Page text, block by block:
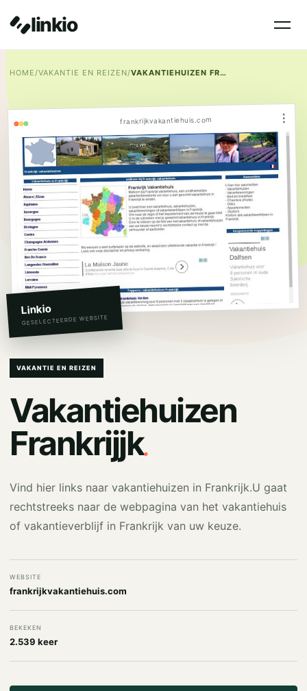
linkio
HOME/VAKANTIE EN REIZEN/ VAKANTIEHUIZEN FRANKRIJJK
frankrijkvakantiehuis.com ⋮
Linkio
GESELECTEERDE WEBSITE
VAKANTIE EN REIZEN
Vakantiehuizen
Frankrijjk.
Vind hier links naar vakantiehuizen in Frankrijk.U gaat
rechtstreeks naar de webpagina van het vakantiehuis
of vakantieverblijf in Frankrijk van uw keuze.
WEBSITE
frankrijkvakantiehuis.com
BEKEKEN
2.539 keer